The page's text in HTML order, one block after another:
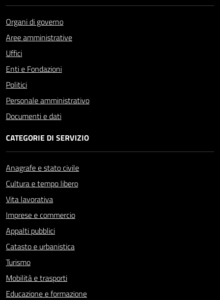
Organi di governo
Aree amministrative
Uffici
Enti e Fondazioni
Politici
Personale amministrativo
Documenti e dati
CATEGORIE DI SERVIZIO
Anagrafe e stato civile
Cultura e tempo libero
Vita lavorativa
Imprese e commercio
Appalti pubblici
Catasto e urbanistica
Turismo
Mobilità e trasporti
Educazione e formazione